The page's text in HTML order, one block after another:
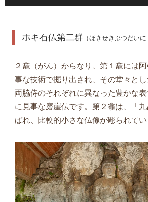
ホキ石仏第二群 （ほきせきぶつだいに
２龕（がん）からなり、第１龕には
事な技術で掘り出され、その堂々と
両脇侍のそれぞれに異なった豊かな
に見事な磨崖仏です。第２龕は、「
ばれ、比較的小さな仏像が彫られてい